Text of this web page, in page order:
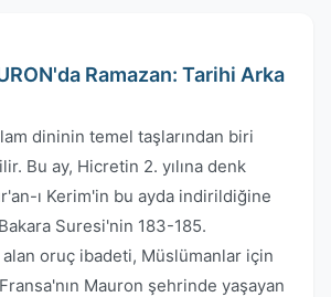
Ramazan: Tarihi Arka
dininin temel taşlarından biri
Bu ay, Hicretin 2. yılına denk
ı Kerim'in bu ayda indirildiğine
Suresi'nin 183-185.
oruç ibadeti, Müslümanlar için
Fransa'nın Mauron şehrinde yaşayan